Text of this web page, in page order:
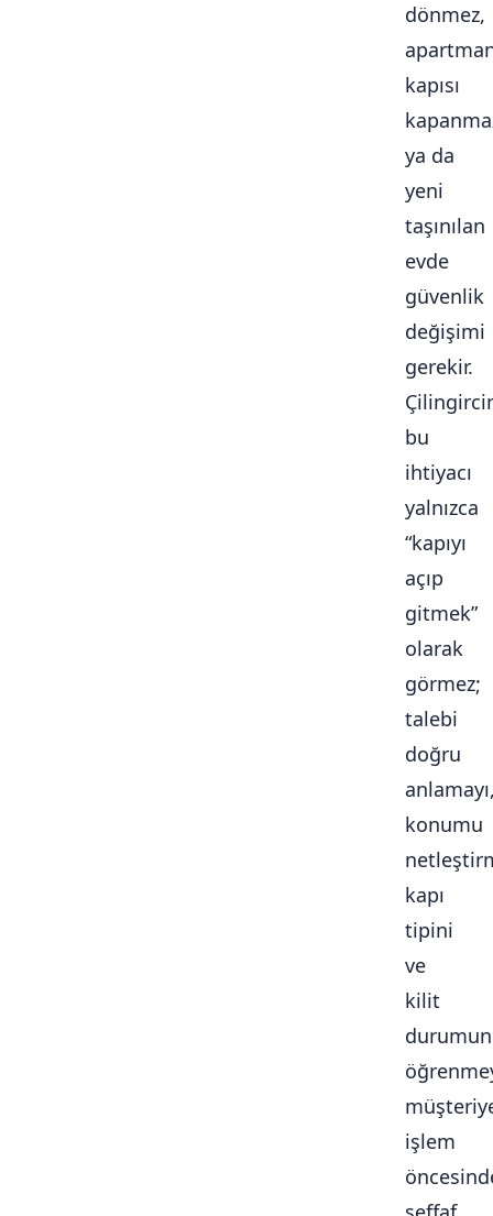
dönmez,
kapısı
ya da
yeni
taşınılan
evde
güvenlik
değişimi
gerekir.
bu
ihtiyacı
yalnızca
“kapıyı
açıp
gitmek”
olarak
görmez;
talebi
doğru
konumu
kapı
tipini
ve
kilit
işlem